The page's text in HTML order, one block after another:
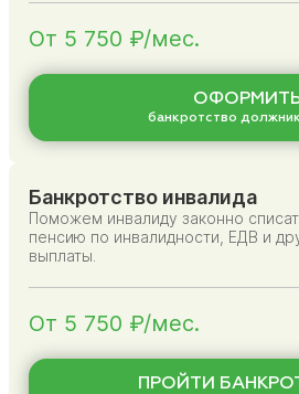
От 5 750 ₽/мес.
банкротство
Банкротство инвалида
Поможем инвалиду законно
пенсию по инвалидности, ЕДВ и
выплаты.
От 5 750 ₽/мес.
ПРОЙТИ